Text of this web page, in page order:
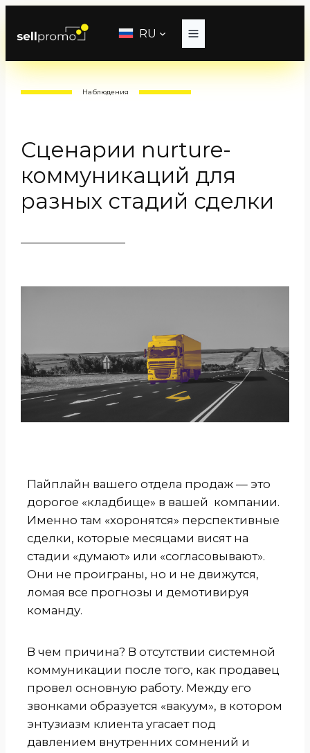
RU
Наблюдения
Сценарии nurture-
коммуникаций для
разных стадий сделки
Пайплайн вашего отдела продаж — это
дорогое «кладбище» в вашей компании.
Именно там «хоронятся» перспективные
сделки, которые месяцами висят на
стадии «думают» или «согласовывают».
Они не проиграны, но и не движутся,
ломая все прогнозы и демотивируя
команду.
В чем причина? В отсутствии системной
коммуникации после того, как продавец
провел основную работу. Между его
звонками образуется «вакуум», в котором
энтузиазм клиента угасает под
давлением внутренних сомнений и